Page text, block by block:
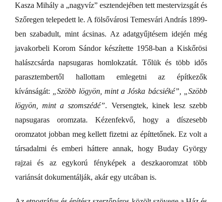
Kasza Mihály a „nagyvíz” esztendejében tett mestervizsgát és
Szőregen telepedett le. A fölsővárosi Temesvári András 1899-
ben szabadult, mint ácsinas. Az adatgyűjtésem idején még
javakorbeli Korom Sándor készítette 1958-ban a Kiskőrösi
halászcsárda napsugaras homlokzatát. Tőlük és több idős
parasztembertől hallottam emlegetni az építkezők
kívánságát:
„Szöbb lögyön, mint a Jóska bácsiéké”, „Szöbb
lögyön, mint a szomszédé”. Versengtek, kinek lesz szebb
napsugaras oromzata. Kézenfekvő, hogy a díszesebb
oromzatot jobban meg kellett fizetni az építtetőnek. Ez volt a
társadalmi és emberi háttere annak, hogy Buday György
rajzai és az egykorú fényképek a deszkaoromzat több
variánsát dokumentálják, akár egy utcában is.